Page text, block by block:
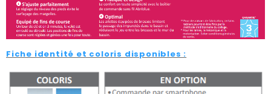
Fiche identité et coloris disponibles :